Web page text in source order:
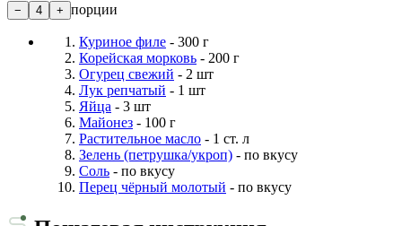
− 4 + порции
Куриное филе - 300 г
Корейская морковь - 200 г
Огурец свежий - 2 шт
Лук репчатый - 1 шт
Яйца - 3 шт
Майонез - 100 г
Растительное масло - 1 ст. л
Зелень (петрушка/укроп) - по вкусу
Соль - по вкусу
Перец чёрный молотый - по вкусу